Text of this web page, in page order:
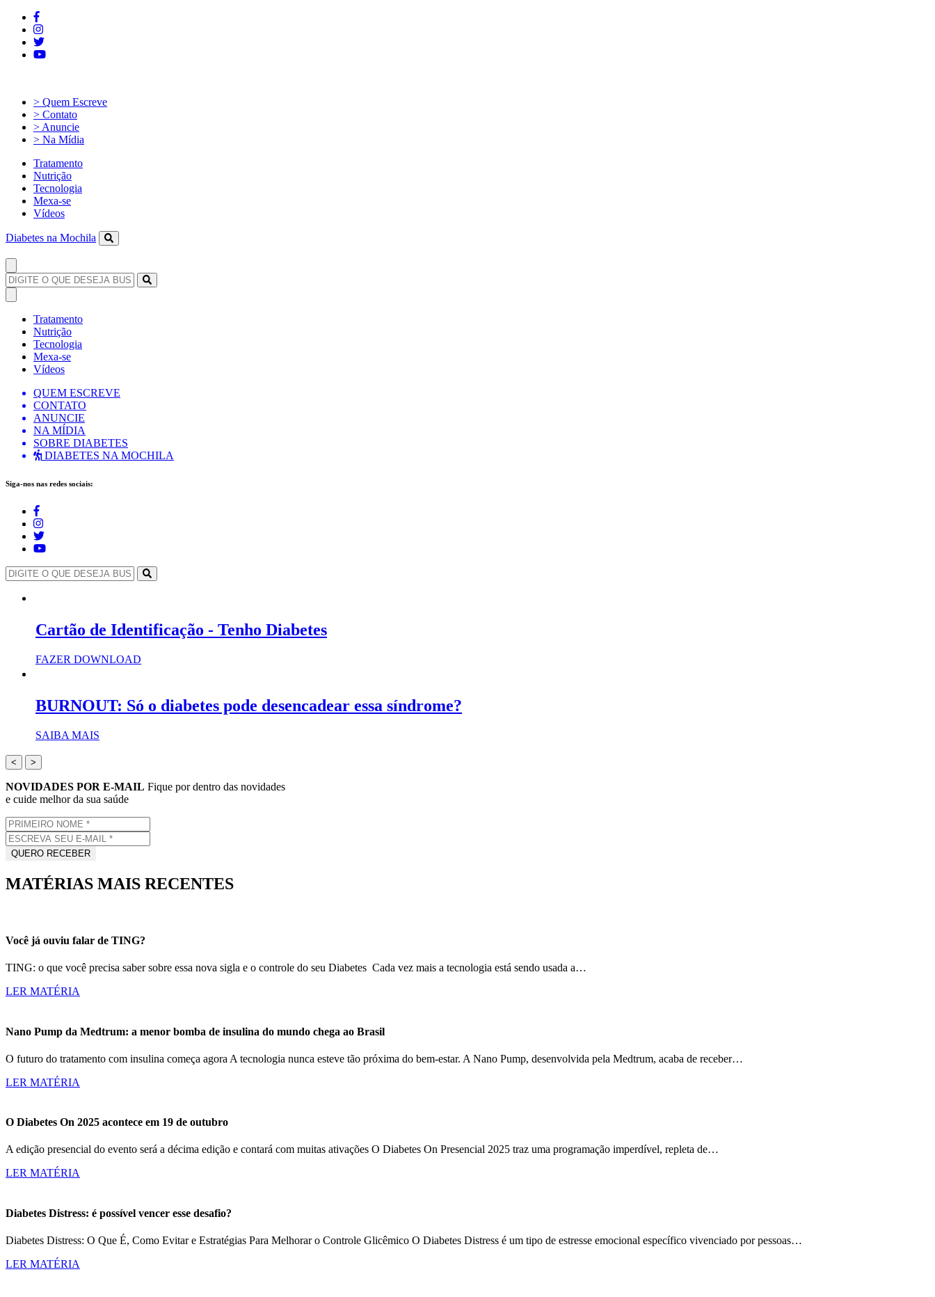
> Quem Escreve
> Contato
> Anuncie
> Na Mídia
Tratamento
Nutrição
Tecnologia
Mexa-se
Vídeos
Diabetes na Mochila
Tratamento
Nutrição
Tecnologia
Mexa-se
Vídeos
QUEM ESCREVE
CONTATO
ANUNCIE
NA MÍDIA
SOBRE DIABETES
DIABETES NA MOCHILA
Siga-nos nas redes sociais:
Cartão de Identificação - Tenho Diabetes
FAZER DOWNLOAD
BURNOUT: Só o diabetes pode desencadear essa síndrome?
SAIBA MAIS
< >
NOVIDADES POR E-MAIL Fique por dentro das novidades
e cuide melhor da sua saúde
MATÉRIAS MAIS RECENTES
Você já ouviu falar de TING?
TING: o que você precisa saber sobre essa nova sigla e o controle do seu Diabetes Cada vez mais a tecnologia está sendo usada a…
LER MATÉRIA
Nano Pump da Medtrum: a menor bomba de insulina do mundo chega ao Brasil
O futuro do tratamento com insulina começa agora A tecnologia nunca esteve tão próxima do bem-estar. A Nano Pump, desenvolvida pela Medtrum, acaba de receber…
LER MATÉRIA
O Diabetes On 2025 acontece em 19 de outubro
A edição presencial do evento será a décima edição e contará com muitas ativações O Diabetes On Presencial 2025 traz uma programação imperdível, repleta de…
LER MATÉRIA
Diabetes Distress: é possível vencer esse desafio?
Diabetes Distress: O Que É, Como Evitar e Estratégias Para Melhorar o Controle Glicêmico O Diabetes Distress é um tipo de estresse emocional específico vivenciado por pessoas…
LER MATÉRIA